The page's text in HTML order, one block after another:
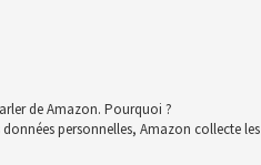
de Amazon. Pourquoi ?
personnelles, Amazon collecte